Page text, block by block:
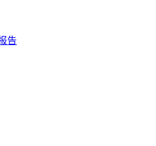
告